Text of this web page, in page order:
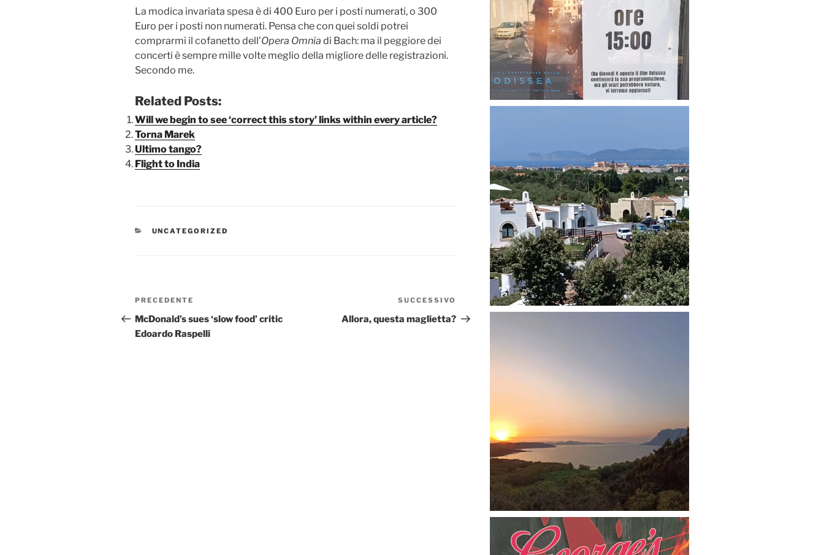
La modica invariata spesa è di 400 Euro per i posti numerati, o 300
Euro per i posti non numerati. Pensa che con quei soldi potrei
comprarmi il cofanetto dell’Opera Omnia di Bach: ma il peggiore dei
concerti è sempre mille volte meglio della migliore delle registrazioni.
Secondo me.
Related Posts:
Will we begin to see ‘correct this story’ links within every article?
Torna Marek
Ultimo tango?
Flight to India
CATEGORIE
UNCATEGORIZED
Navigazione
articoli
Articolo
precedente:
PRECEDENTE
McDonald’s sues ‘slow food’ critic
Edoardo Raspelli
Articolo
successivo
SUCCESSIVO
Allora, questa maglietta?